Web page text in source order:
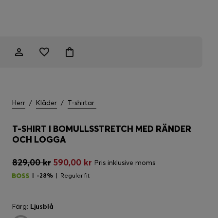
Herr / Kläder / T-shirtar
T-SHIRT I BOMULLSSTRETCH MED RÄNDER
OCH LOGGA
829,00 kr 590,00 kr Pris inklusive moms
-28% Regular fit
Färg: Ljusblå